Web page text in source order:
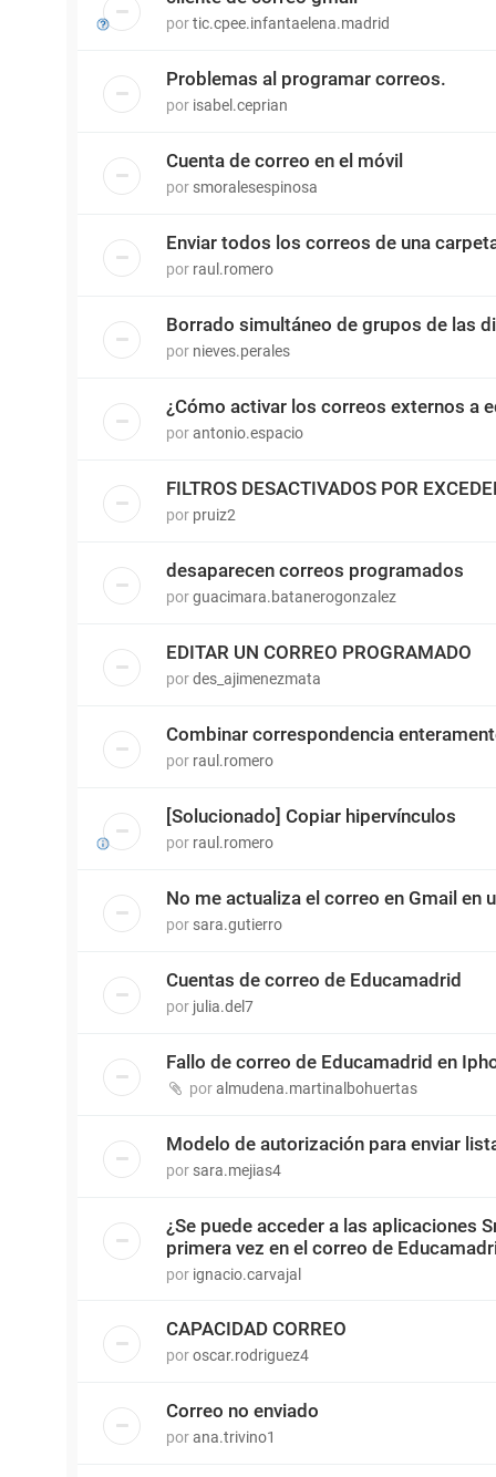
portic.cpee.infantaelena.madrid
Problemas al programar correos.
por isabel.ceprian
Cuenta de correo en el móvil
por smoralesespinosa
Enviar todos los correos de una
por raul.romero
Borrado simultáneo de grupos de las
por nieves.perales
¿Cómo activar los correos externos a
porantonio.espacio
FILTROS DESACTIVADOS POR
por pruiz2
desaparecen correos programados
porguacimara.batanerogonzalez
EDITAR UN CORREO PROGRAMADO
pordes_ajimenezmata
Combinar correspondencia
por raul.romero
[Solucionado] Copiar hipervínculos
por raul.romero
No me actualiza el correo en Gmail en
por sara.gutierro
Cuentas de correo de Educamadrid
por julia.del7
Fallo de correo de Educamadrid en
poralmudena.martinalbohuertas
Modelo de autorización para enviar
por sara.mejias4
¿Se puede acceder a las aplicaciones
primera vez en el correo de
por ignacio.carvajal
CAPACIDAD CORREO
poroscar.rodriguez4
Correo no enviado
porana.trivino1